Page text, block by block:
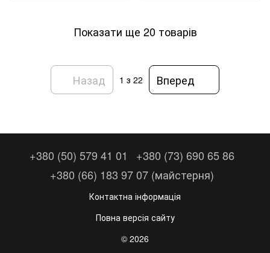
Показати ще 20 товарів
Назад 1 з 22 Вперед
+380 (50) 579 41 01
+380 (73) 690 65 86
+380 (66) 183 97 07 (майстерня)
Контактна інформація
Повна версія сайту
© 2026